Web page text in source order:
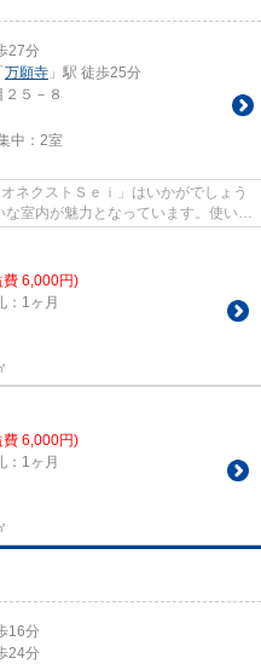
27分
万願寺 」駅 徒歩25分
２５－８
中： 2室
ネクストＳｅｉ」はいかがでしょう
室内が魅力となっています。使い勝
費 6,000円)
：1ヶ月
費 6,000円)
：1ヶ月
16分
24分